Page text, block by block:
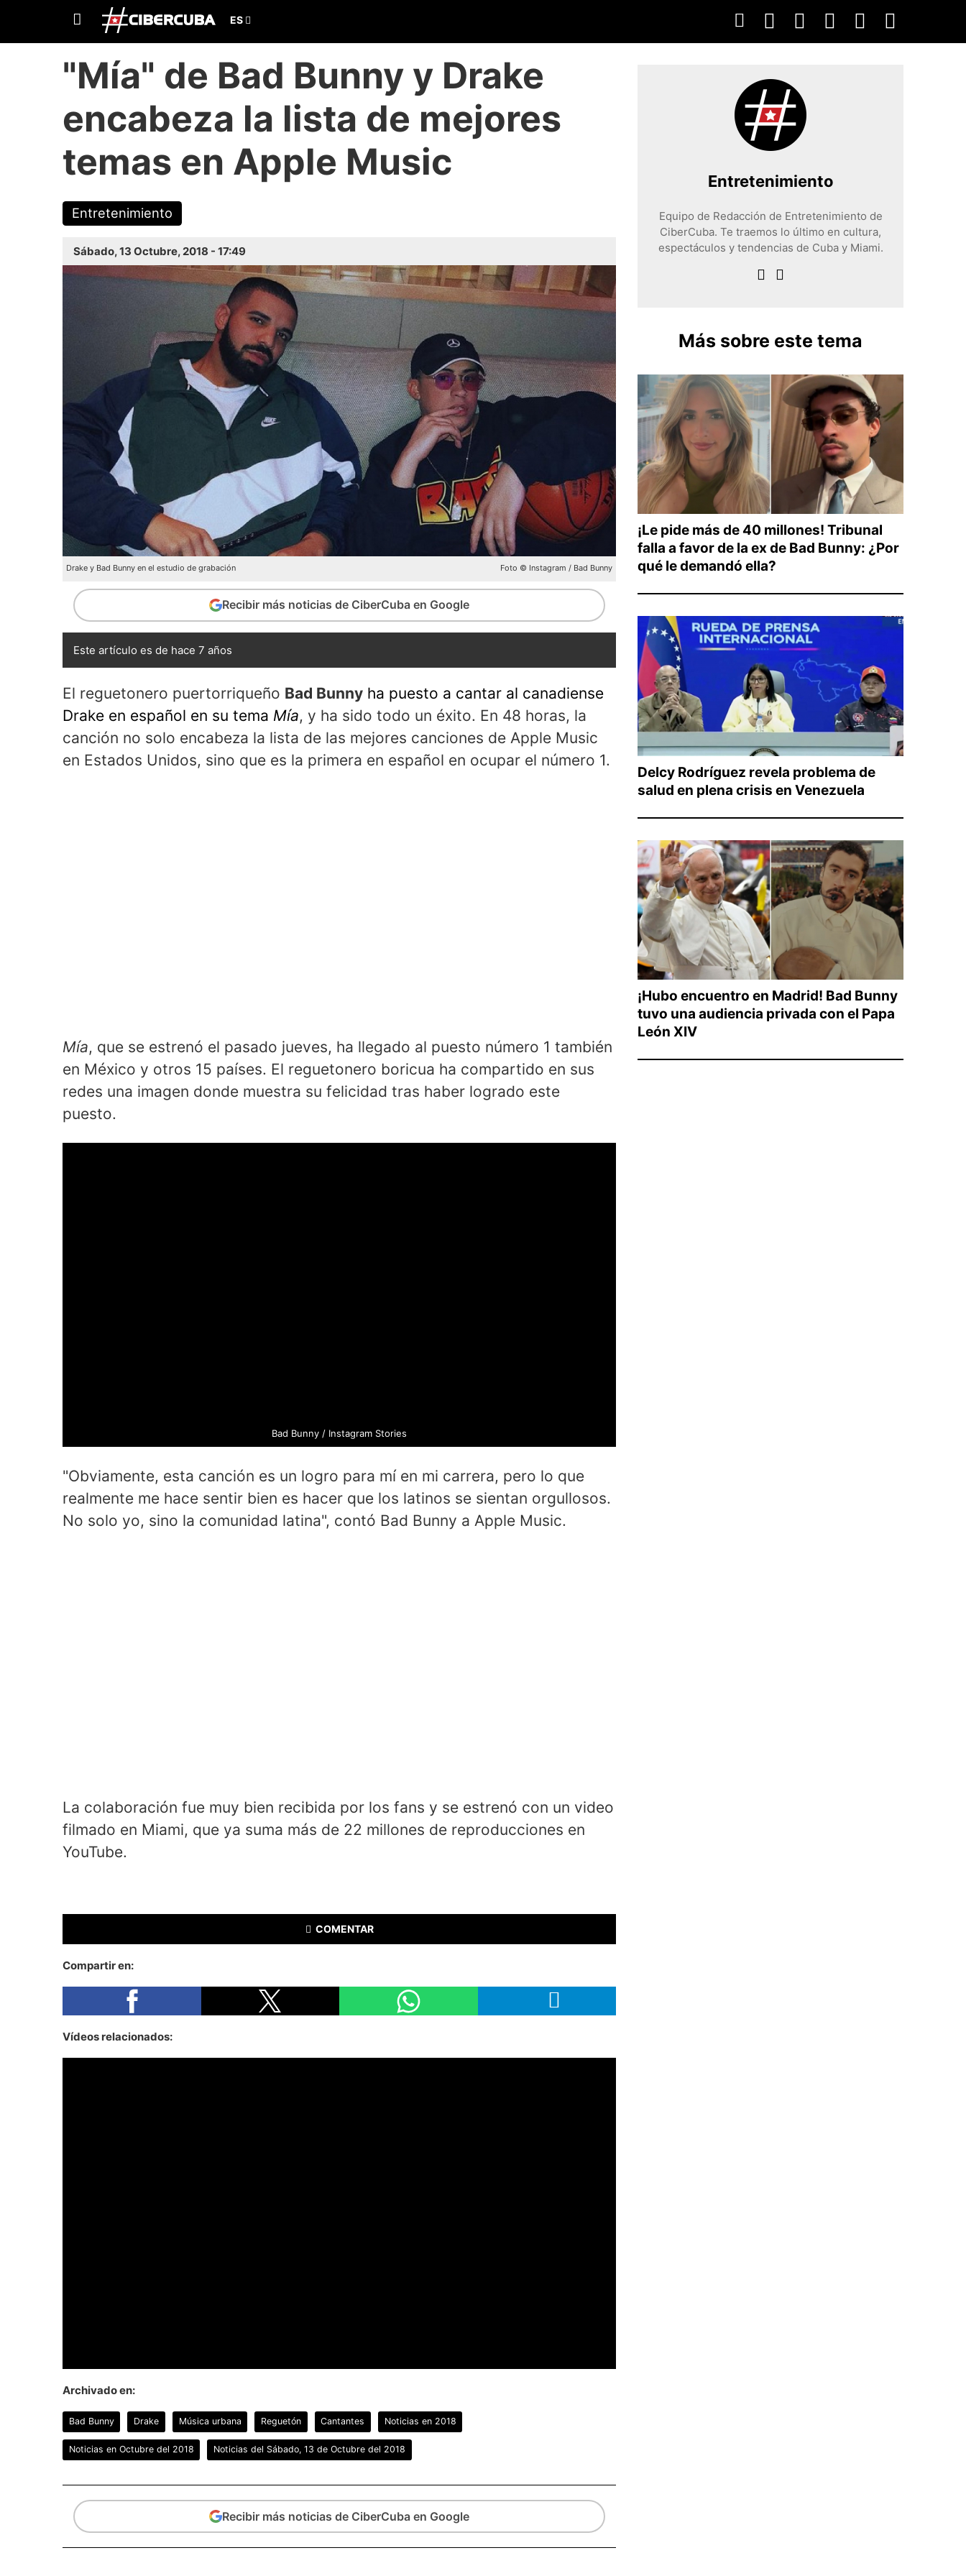
"Mía" de Bad Bunny y Drake
encabeza la lista de mejores
temas en Apple Music
Entretenimiento
Sábado, 13 Octubre, 2018 - 17:49
Drake y Bad Bunny en el estudio de grabación Foto © Instagram / Bad Bunny
Recibir más noticias de CiberCuba en Google
Este artículo es de hace 7 años
El reguetonero puertorriqueño Bad Bunny ha puesto a cantar al canadiense
Drake en español en su tema Mía, y ha sido todo un éxito. En 48 horas, la
canción no solo encabeza la lista de las mejores canciones de Apple Music
en Estados Unidos, sino que es la primera en español en ocupar el número 1.
Mía, que se estrenó el pasado jueves, ha llegado al puesto número 1 también
en México y otros 15 países. El reguetonero boricua ha compartido en sus
redes una imagen donde muestra su felicidad tras haber logrado este
puesto.
Bad Bunny / Instagram Stories
"Obviamente, esta canción es un logro para mí en mi carrera, pero lo que
realmente me hace sentir bien es hacer que los latinos se sientan orgullosos.
No solo yo, sino la comunidad latina", contó Bad Bunny a Apple Music.
La colaboración fue muy bien recibida por los fans y se estrenó con un video
filmado en Miami, que ya suma más de 22 millones de reproducciones en
YouTube.
COMENTAR
Compartir en:
Vídeos relacionados:
Archivado en:
Bad Bunny Drake Música urbana Reguetón Cantantes Noticias en 2018
Noticias en Octubre del 2018 Noticias del Sábado, 13 de Octubre del 2018
Recibir más noticias de CiberCuba en Google
Entretenimiento
Equipo de Redacción de Entretenimiento de
CiberCuba. Te traemos lo último en cultura,
espectáculos y tendencias de Cuba y Miami.
Más sobre este tema
¡Le pide más de 40 millones! Tribunal
falla a favor de la ex de Bad Bunny: ¿Por
qué le demandó ella?
Delcy Rodríguez revela problema de
salud en plena crisis en Venezuela
¡Hubo encuentro en Madrid! Bad Bunny
tuvo una audiencia privada con el Papa
León XIV